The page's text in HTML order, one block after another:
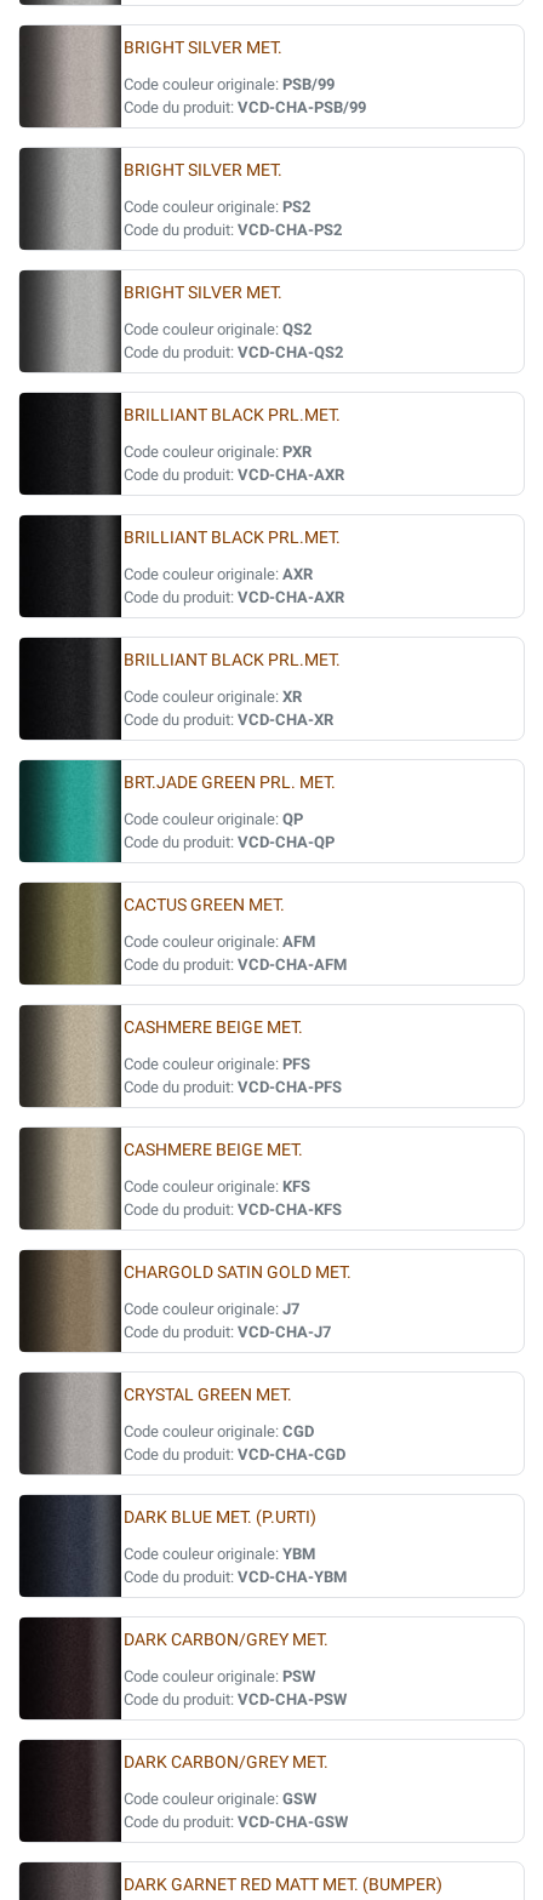
BRIGHT SILVER MET.
Code couleur originale: PSB/99
Code du produit: VCD-CHA-PSB/99
BRIGHT SILVER MET.
Code couleur originale: PS2
Code du produit: VCD-CHA-PS2
BRIGHT SILVER MET.
Code couleur originale: QS2
Code du produit: VCD-CHA-QS2
BRILLIANT BLACK PRL.MET.
Code couleur originale: PXR
Code du produit: VCD-CHA-AXR
BRILLIANT BLACK PRL.MET.
Code couleur originale: AXR
Code du produit: VCD-CHA-AXR
BRILLIANT BLACK PRL.MET.
Code couleur originale: XR
Code du produit: VCD-CHA-XR
BRT.JADE GREEN PRL. MET.
Code couleur originale: QP
Code du produit: VCD-CHA-QP
CACTUS GREEN MET.
Code couleur originale: AFM
Code du produit: VCD-CHA-AFM
CASHMERE BEIGE MET.
Code couleur originale: PFS
Code du produit: VCD-CHA-PFS
CASHMERE BEIGE MET.
Code couleur originale: KFS
Code du produit: VCD-CHA-KFS
CHARGOLD SATIN GOLD MET.
Code couleur originale: J7
Code du produit: VCD-CHA-J7
CRYSTAL GREEN MET.
Code couleur originale: CGD
Code du produit: VCD-CHA-CGD
DARK BLUE MET. (P.URTI)
Code couleur originale: YBM
Code du produit: VCD-CHA-YBM
DARK CARBON/GREY MET.
Code couleur originale: PSW
Code du produit: VCD-CHA-PSW
DARK CARBON/GREY MET.
Code couleur originale: GSW
Code du produit: VCD-CHA-GSW
DARK GARNET RED MATT MET. (BUMPER)